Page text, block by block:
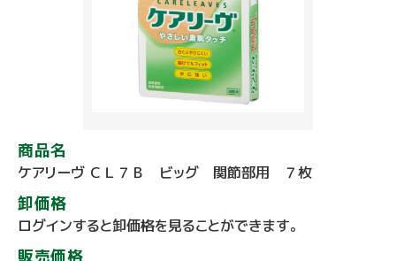
商品名
ケアリーヴ ＣＬ７Ｂ ビッグ 関節部用 ７枚
卸価格
ログインすると卸価格を見ることができます。
販売価格